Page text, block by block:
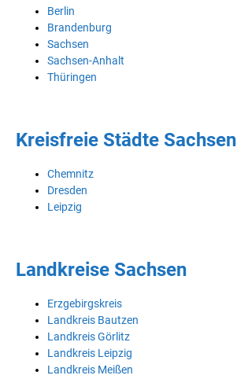
Berlin
Brandenburg
Sachsen
Sachsen-Anhalt
Thüringen
Kreisfreie Städte Sachsen
Chemnitz
Dresden
Leipzig
Landkreise Sachsen
Erzgebirgskreis
Landkreis Bautzen
Landkreis Görlitz
Landkreis Leipzig
Landkreis Meißen